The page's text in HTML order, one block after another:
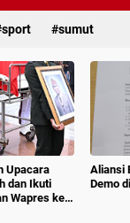
sport sumut
Upacara
dan Ikuti
Wapres ke-
Aliansi
Demo